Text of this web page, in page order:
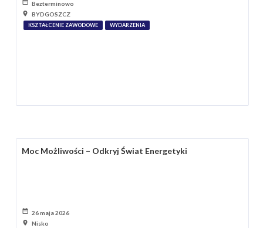
Bezterminowo
BYDGOSZCZ
KSZTAŁCENIE ZAWODOWE WYDARZENIA
Moc Możliwości – Odkryj Świat Energetyki
26 maja 2026
Nisko